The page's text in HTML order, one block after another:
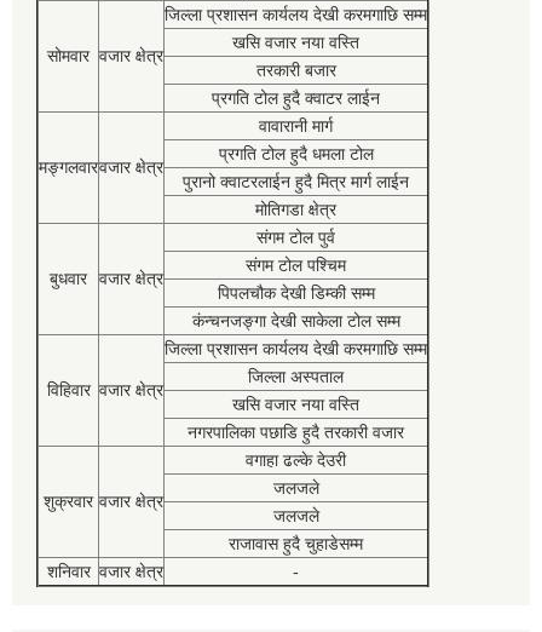
सोमवार वजार क्षेत्र
जिल्ला प्रशासन कार्यलय देखी करमगाछि सम्म
खसि वजार नया वस्ति
तरकारी बजार
प्रगति टोल हुदै क्वाटर लाईन
मङ्गलवारवजार क्षेत्र
वावारानी मार्ग
प्रगति टोल हुदै धमला टोल
पुरानो क्वाटरलाईन हुदै मित्र मार्ग लाईन
मोतिगडा क्षेत्र
बुधवार वजार क्षेत्र
संगम टोल पुर्व
संगम टोल पश्चिम
पिपलचौक देखी डिम्की सम्म
कंन्चनजङ्गा देखी साकेला टोल सम्म
विहिवार वजार क्षेत्र
जिल्ला प्रशासन कार्यलय देखी करमगाछि सम्म
जिल्ला अस्पताल
खसि वजार नया वस्ति
नगरपालिका पछाडि हुदै तरकारी वजार
शुक्रवार वजार क्षेत्र
वगाहा ढल्के देउरी
जलजले
जलजले
राजावास हुदै चुहाडेसम्म
शनिवार वजार क्षेत्र -